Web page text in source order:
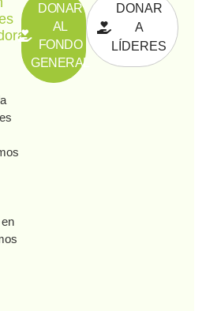
DONAR
AL
FONDO
GENERAL
DONAR
A
LÍDERES